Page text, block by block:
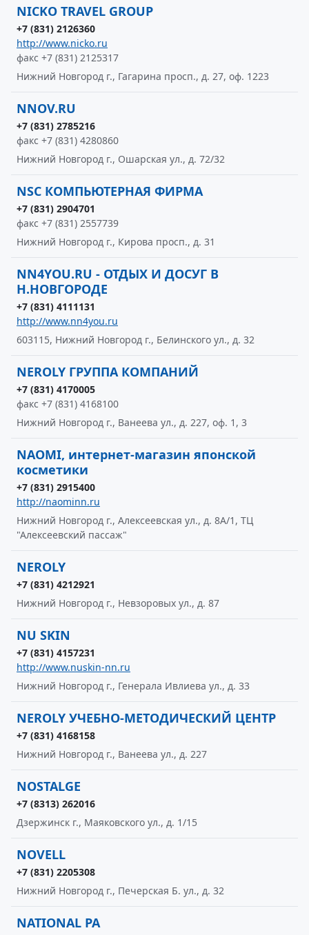
NICKO TRAVEL GROUP
+7 (831) 2126360
http://www.nicko.ru
факс +7 (831) 2125317
Нижний Новгород г., Гагарина просп., д. 27, оф. 1223
NNOV.RU
+7 (831) 2785216
факс +7 (831) 4280860
Нижний Новгород г., Ошарская ул., д. 72/32
NSC КОМПЬЮТЕРНАЯ ФИРМА
+7 (831) 2904701
факс +7 (831) 2557739
Нижний Новгород г., Кирова просп., д. 31
NN4YOU.RU - ОТДЫХ И ДОСУГ В
Н.НОВГОРОДЕ
+7 (831) 4111131
http://www.nn4you.ru
603115, Нижний Новгород г., Белинского ул., д. 32
NEROLY ГРУППА КОМПАНИЙ
+7 (831) 4170005
факс +7 (831) 4168100
Нижний Новгород г., Ванеева ул., д. 227, оф. 1, 3
NAOMI, интернет-магазин японской
косметики
+7 (831) 2915400
http://naominn.ru
Нижний Новгород г., Алексеевская ул., д. 8А/1, ТЦ
"Алексеевский пассаж"
NEROLY
+7 (831) 4212921
Нижний Новгород г., Невзоровых ул., д. 87
NU SKIN
+7 (831) 4157231
http://www.nuskin-nn.ru
Нижний Новгород г., Генерала Ивлиева ул., д. 33
NEROLY УЧЕБНО-МЕТОДИЧЕСКИЙ ЦЕНТР
+7 (831) 4168158
Нижний Новгород г., Ванеева ул., д. 227
NOSTALGE
+7 (8313) 262016
Дзержинск г., Маяковского ул., д. 1/15
NOVELL
+7 (831) 2205308
Нижний Новгород г., Печерская Б. ул., д. 32
NATIONAL РА